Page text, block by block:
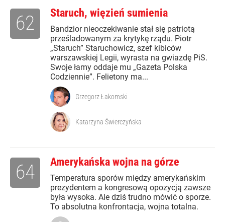
Staruch, więzień sumienia
Bandzior nieoczekiwanie stał się patriotą
prześladowanym za krytykę rządu. Piotr
„Staruch” Staruchowicz, szef kibiców
warszawskiej Legii, wyrasta na gwiazdę PiS.
Swoje łamy oddaje mu „Gazeta Polska
Codziennie”. Felietony ma...
62
Grzegorz Łakomski
Katarzyna Świerczyńska
Amerykańska wojna na górze
Temperatura sporów między amerykańskim
prezydentem a kongresową opozycją zawsze
była wysoka. Ale dziś trudno mówić o sporze.
To absolutna konfrontacja, wojna totalna.
64